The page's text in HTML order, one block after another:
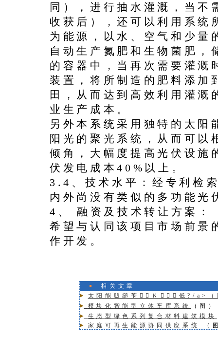
同），进行抽水灌溉，当不
收获后），还可以利用系统
为能源，以水、空气和少量
自动生产氮肥和生物菌肥，
的容器中，当再次需要灌溉
装置，将所制造的肥料添加
田，从而达到高效利用灌溉
业生产成本。
另外本系统采用独特的太阳
阳光的聚光系统，从而可以
倾角，大幅度提高光伏设施
伏发电成本40%以上。
3.4、技术水平：经专利检
内外尚没有类似的多功能光
4、 融资及技术转让方案：
希望与认同该项目市场前景
作开发。
相关文章
太阳能贩缒苄Ｋ低?/a>（
模块化智能型立体车库系统
（图）
生态型绿色系列复合材料建筑模块
家庭可再生能源协同供应系统
（